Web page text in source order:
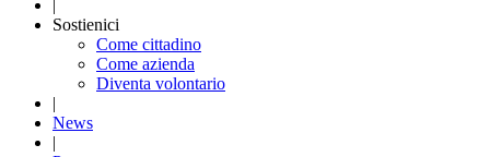
|
Sostienici
Come cittadino
Come azienda
Diventa volontario
|
News
|